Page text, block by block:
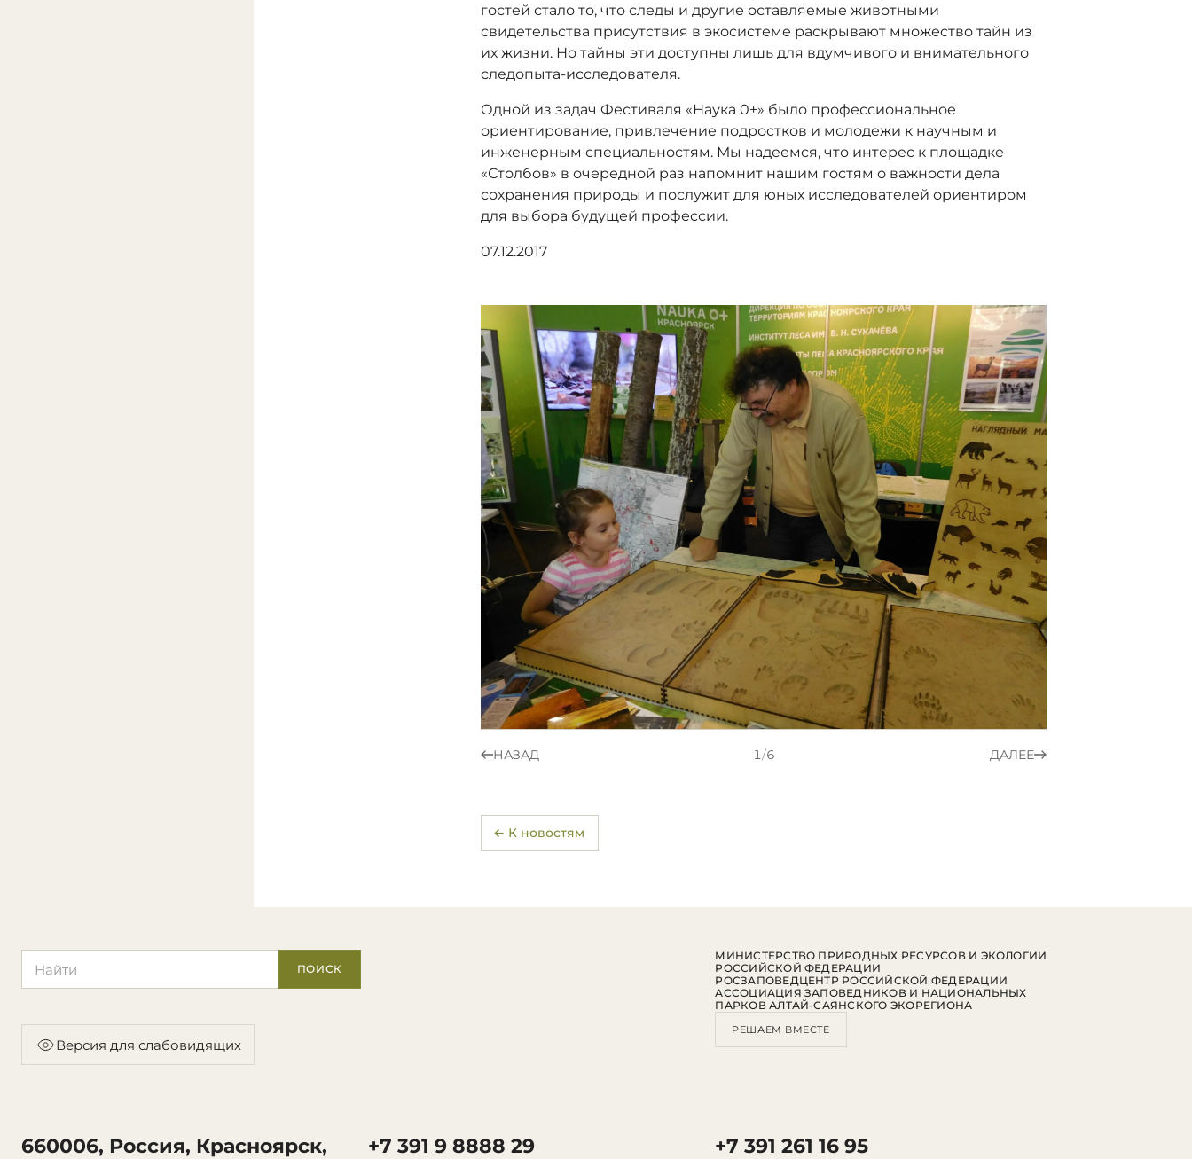
гостей стало то, что следы и другие оставляемые животными
свидетельства присутствия в экосистеме раскрывают множество тайн из
их жизни. Но тайны эти доступны лишь для вдумчивого и внимательного
следопыта-исследователя.
Одной из задач Фестиваля «Наука 0+» было профессиональное
ориентирование, привлечение подростков и молодежи к научным и
инженерным специальностям. Мы надеемся, что интерес к площадке
«Столбов» в очередной раз напомнит нашим гостям о важности дела
сохранения природы и послужит для юных исследователей ориентиром
для выбора будущей профессии.
07.12.2017
НАЗАД 1/6 ДАЛЕЕ
← К новостям
ПОИСК
Версия для слабовидящих
660006, Россия, Красноярск,
+7 391 9 8888 29 +7 391 261 16 95
МИНИСТЕРСТВО ПРИРОДНЫХ РЕСУРСОВ И ЭКОЛОГИИ
РОССИЙСКОЙ ФЕДЕРАЦИИ
РОСЗАПОВЕДЦЕНТР РОССИЙСКОЙ ФЕДЕРАЦИИ
АССОЦИАЦИЯ ЗАПОВЕДНИКОВ И НАЦИОНАЛЬНЫХ
ПАРКОВ АЛТАЙ-САЯНСКОГО ЭКОРЕГИОНА
РЕШАЕМ ВМЕСТЕ